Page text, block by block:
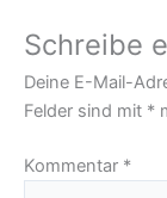
Schreibe
Deine E-Mail-
Felder sind mit *
Kommentar *